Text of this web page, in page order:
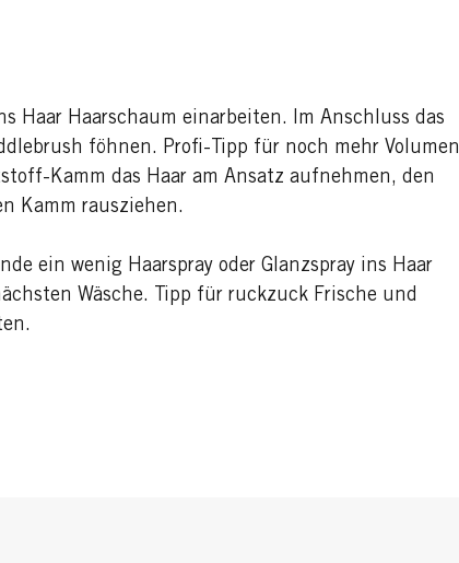
Haar Haarschaum einarbeiten. Im Anschluss das
föhnen. Profi-Tipp für noch mehr Volumen
Kamm das Haar am Ansatz aufnehmen, den
Kamm rausziehen.
ein wenig Haarspray oder Glanzspray ins Haar
Wäsche. Tipp für ruckzuck Frische und